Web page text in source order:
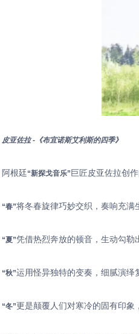
⽪亚佐拉 -《布宜诺斯艾利斯的四季》
阿根廷“新探戈音乐” 巨匠皮亚佐拉创
“春”将冬春旋律巧妙交织，奏响充满
“夏”凭借热烈奔放的顿音，生动勾勒
“秋”运用怪异独特的变奏，细腻演绎
“冬”更是颠覆人们对寒冷的固有印象